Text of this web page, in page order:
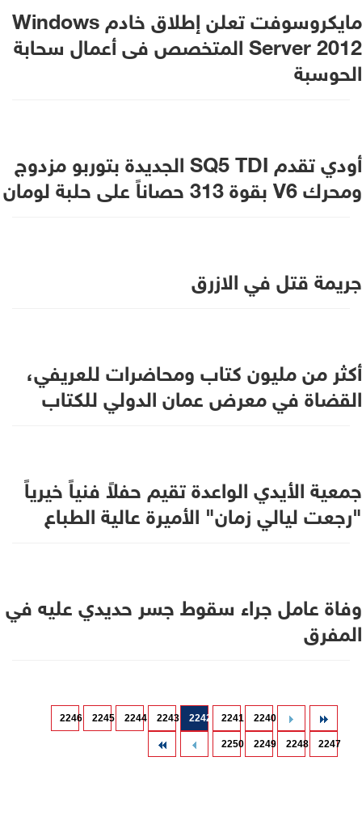
مايكروسوفت تعلن إطلاق خادم Windows
Server 2012 المتخصص فى أعمال سحابة
الحوسبة
أودي تقدم SQ5 TDI الجديدة بتوربو مزدوج
ومحرك V6 بقوة 313 حصاناً على حلبة لومان
جريمة قتل في الازرق
أكثر من مليون كتاب ومحاضرات للعريفي،
القضاة في معرض عمان الدولي للكتاب
جمعية الأيدي الواعدة تقيم حفلاً فنياً خيرياً
"رجعت ليالي زمان" الأميرة عالية الطباع
وفاة عامل جراء سقوط جسر حديدي عليه في
المفرق
2240
2241
2242
2243
2244
2245
2246
2247
2248
2249
2250